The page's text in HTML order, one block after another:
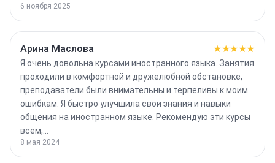
6 ноября 2025
Арина Маслова ★★★★★
Я очень довольна курсами иностранного языка. Занятия
проходили в комфортной и дружелюбной обстановке,
преподаватели были внимательны и терпеливы к моим
ошибкам. Я быстро улучшила свои знания и навыки
общения на иностранном языке. Рекомендую эти курсы
всем,…
8 мая 2024